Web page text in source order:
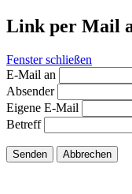
Link per Mail
Fenster schließen
E-Mail an
Absender
Eigene E-Mail
Betreff
Senden Abbrechen